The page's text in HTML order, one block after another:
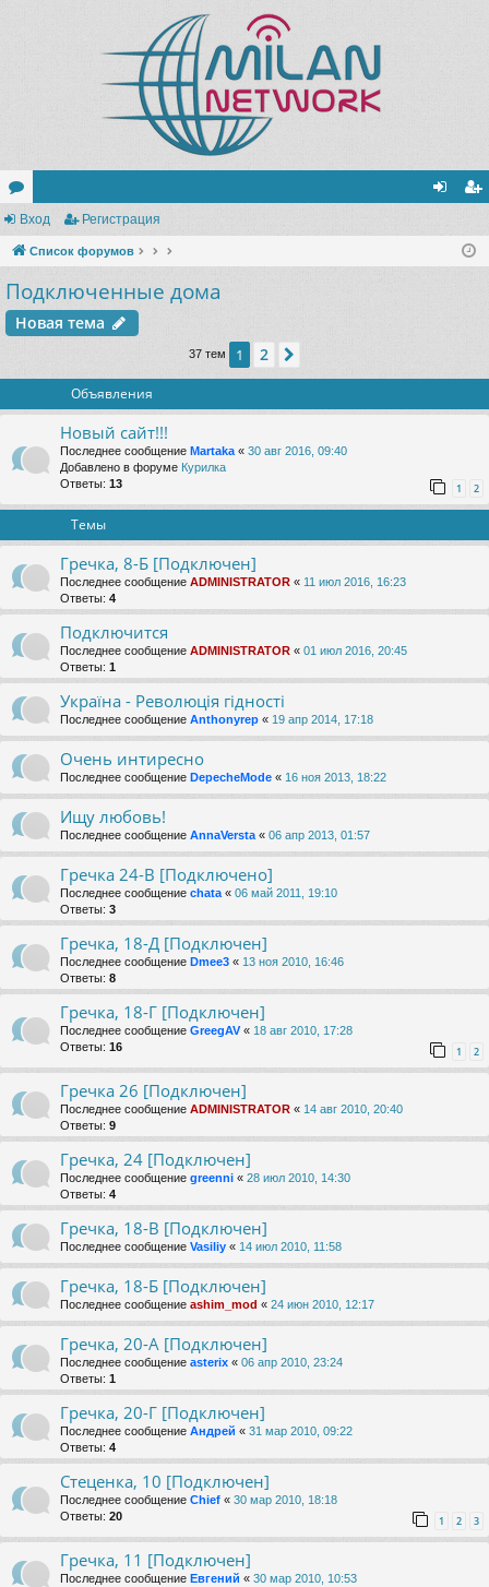
ор
ум
ы
ис
Вход Регистрация
Список форумов
Подключенные дома
Новая тема
37 тем 1 2
Объявления
Новый сайт!!!
Последнее сообщение Martaka « 30 авг 2016, 09:40
Добавлено в форуме Курилка
Ответы: 13 1 2
Темы
Гречка, 8-Б [Подключен]
Последнее сообщение ADMINISTRATOR « 11 июл 2016, 16:23
Ответы: 4
Подключится
Последнее сообщение ADMINISTRATOR « 01 июл 2016, 20:45
Ответы: 1
Україна - Революція гідності
Последнее сообщение Anthonyrep « 19 апр 2014, 17:18
Очень интиресно
Последнее сообщение DepecheMode « 16 ноя 2013, 18:22
Ищу любовь!
Последнее сообщение AnnaVersta « 06 апр 2013, 01:57
Гречка 24-В [Подключено]
Последнее сообщение chata « 06 май 2011, 19:10
Ответы: 3
Гречка, 18-Д [Подключен]
Последнее сообщение Dmee3 « 13 ноя 2010, 16:46
Ответы: 8
Гречка, 18-Г [Подключен]
Последнее сообщение GreegAV« 18 авг 2010, 17:28
Ответы: 16 1 2
Гречка 26 [Подключен]
Последнее сообщение ADMINISTRATOR « 14 авг 2010, 20:40
Ответы: 9
Гречка, 24 [Подключен]
Последнее сообщение greenni « 28 июл 2010, 14:30
Ответы: 4
Гречка, 18-В [Подключен]
Последнее сообщение Vasiliy « 14 июл 2010, 11:58
Гречка, 18-Б [Подключен]
Последнее сообщение ashim_mod « 24 июн 2010, 12:17
Гречка, 20-А [Подключен]
Последнее сообщение asterix « 06 апр 2010, 23:24
Ответы: 1
Гречка, 20-Г [Подключен]
Последнее сообщение Андрей « 31 мар 2010, 09:22
Ответы: 4
Стеценка, 10 [Подключен]
Последнее сообщение Chief « 30 мар 2010, 18:18
Ответы: 20 1 2 3
Гречка, 11 [Подключен]
Последнее сообщение Евгений « 30 мар 2010, 10:53